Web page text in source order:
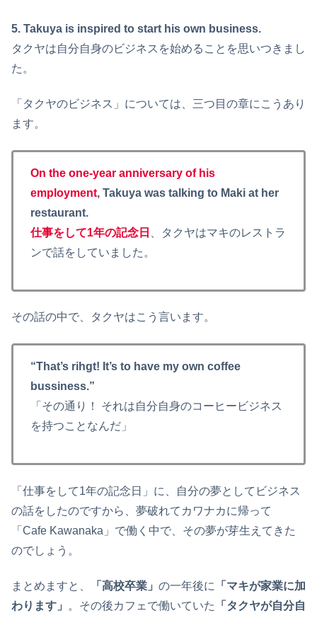
5. Takuya is inspired to start his own business.
タクヤは自分自身のビジネスを始めることを思いつきまし
た。
「タクヤのビジネス」については、三つ目の章にこうあり
ます。
On the one-year anniversary of his
employment, Takuya was talking to Maki at her
restaurant.
仕事をして1年の記念日
、タクヤはマキのレストラ
ンで話をしていました。
その話の中で、タクヤはこう言います。
“That’s rihgt! It’s to have my own coffee
bussiness.”
「その通り！ それは自分自身のコーヒービジネス
を持つことなんだ」
「仕事をして1年の記念日」に、自分の夢としてビジネス
の話をしたのですから、夢破れてカワナカに帰って
「Cafe Kawanaka」で働く中で、その夢が芽生えてきた
のでしょう。
まとめますと、 「高校卒業」 の一年後に
「マキが家業に加
わります」
。その後カフェで働いていた
「タクヤが自分自